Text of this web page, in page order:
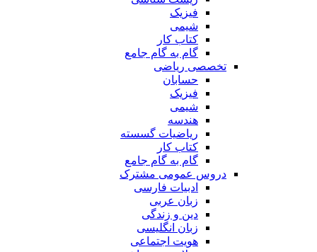
فیزیک
شیمی
کتاب کار
گام به گام جامع
تخصصی ریاضی
حسابان
فیزیک
شیمی
هندسه
ریاضیات گسسته
کتاب کار
گام به گام جامع
دروس عمومی مشترک
ادبیات فارسی
زبان عربی
دین و زندگی
زبان انگلیسی
هویت اجتماعی